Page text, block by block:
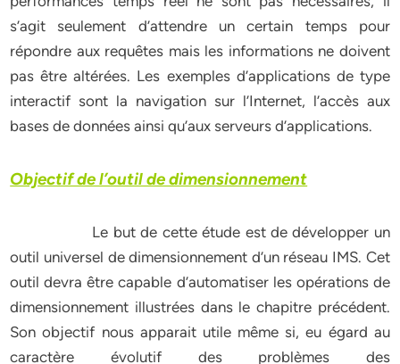
s’agit seulement d’attendre un certain temps pour
répondre aux requêtes mais les informations ne doivent
pas être altérées. Les exemples d’applications de type
interactif sont la navigation sur l’Internet, l’accès aux
bases de données ainsi qu’aux serveurs d’applications.
Objectif de l’outil de dimensionnement
Le but de cette étude est de développer un
outil universel de dimensionnement d’un réseau IMS. Cet
outil devra être capable d’automatiser les opérations de
dimensionnement illustrées dans le chapitre précédent.
Son objectif nous apparait utile même si, eu égard au
caractère évolutif des problèmes des